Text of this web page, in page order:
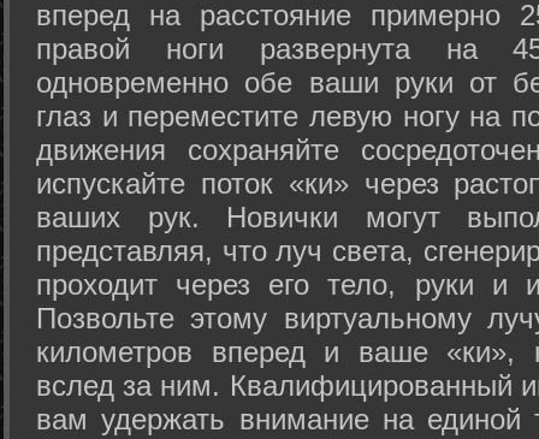
вперед на расстояние примерно
правой ноги развернута на
одновременно обе ваши руки от
глаз и переместите левую ногу на
движения сохраняйте
испускайте поток «ки» через
ваших рук. Новички могут
представляя, что луч света,
проходит через его тело, руки и
Позвольте этому виртуальному
километров вперед и ваше «ки»,
вслед за ним. Квалифицированный
вам удержать внимание на единой